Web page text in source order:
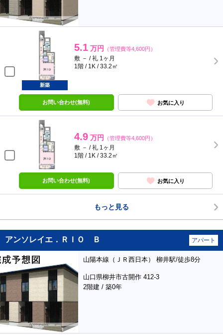
5.1 万円 （管理費等4,600円）
敷 － / 礼 1ヶ月
1階 / 1K / 33.2㎡
新築
お問い合わせ(無料) お気に入り
4.9 万円 （管理費等4,600円）
敷 － / 礼 1ヶ月
1階 / 1K / 33.2㎡
お問い合わせ(無料) お気に入り
もっと見る
アンソレイエ．ＲＩＯ Ｂ アパート
山陽本線（ＪＲ西日本） 柳井駅/徒歩8分
山口県柳井市古開作 412-3
2階建 / 築0年